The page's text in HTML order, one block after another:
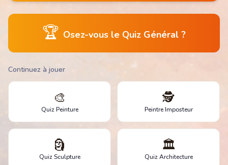
🏆 Osez-vous le Quiz Général ?
Continuez à jouer
🎨
Quiz Peinture
🕵️
Peintre Imposteur
🗿
Quiz Sculpture
🏛️
Quiz Architecture